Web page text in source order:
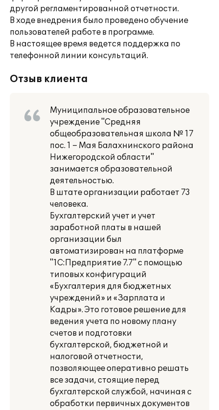
другой регламентированной отчетности.
В ходе внедрения было проведено обучение
пользователей работе в программе.
В настоящее время ведется поддержка по
телефонной линии консультаций.
Отзыв клиента
Муниципальное образовательное
учреждение "Средняя
общеобразовательная школа № 17
пос. 1 – Мая Балахнинского района
Нижегородской области"
занимается образовательной
деятельностью.
В штате организации работает 73
человека.
Бухгалтерский учет и учет
заработной платы в нашей
организации был
автоматизирован на платформе
"1С:Предприятие 7.7" с помощью
типовых конфигураций
«Бухгалтерия для бюджетных
учреждений» и «Зарплата и
Кадры». Это готовое решение для
ведения учета по новому плану
счетов и подготовки
бухгалтерской, бюджетной и
налоговой отчетности,
позволяющее оперативно решать
все задачи, стоящие перед
бухгалтерской службой, начиная с
обработки первичных документов